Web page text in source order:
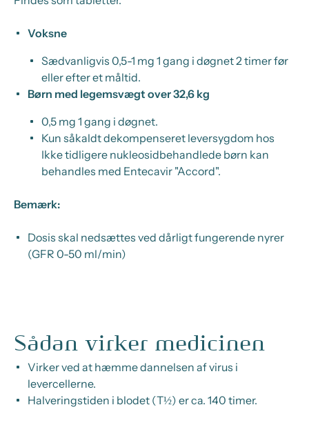
Voksne
Sædvanligvis 0,5-1 mg 1 gang i døgnet 2 timer før
eller efter et måltid.
Børn med legemsvægt over 32,6 kg
0,5 mg 1 gang i døgnet.
Kun såkaldt dekompenseret leversygdom hos
Ikke tidligere nukleosidbehandlede børn kan
behandles med Entecavir "Accord".
Bemærk:
Dosis skal nedsættes ved dårligt fungerende nyrer
(GFR 0-50 ml/min)
Sådan virker medicinen
Virker ved at hæmme dannelsen af virus i
levercellerne.
Halveringstiden i blodet (T½) er ca. 140 timer.